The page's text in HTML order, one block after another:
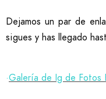
Dejamos un par de
sigues y has llegado
·Galería de Ig de Fotos